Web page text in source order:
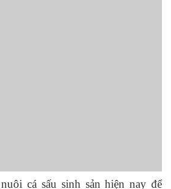
cá sấu sinh sản hiện nay để